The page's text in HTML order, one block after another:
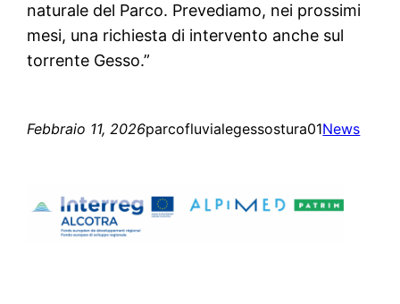
naturale del Parco. Prevediamo, nei prossimi
mesi, una richiesta di intervento anche sul
torrente Gesso.”
Febbraio 11, 2026parcofluvialegessostura01News